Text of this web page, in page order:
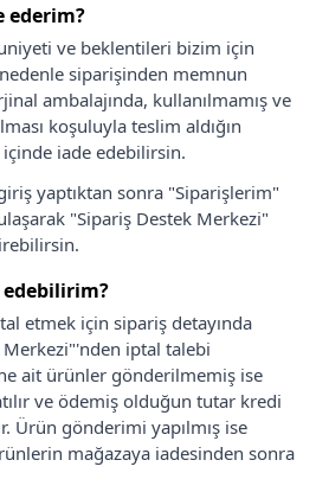
ederim?
ve beklentileri bizim için
siparişinden memnun
ambalajında, kullanılmamış ve
koşuluyla teslim aldığın
iade edebilirsin.
yaptıktan sonra "Siparişlerim"
"Sipariş Destek Merkezi"
etmek için sipariş detayında
iptal talebi
ait ürünler gönderilmemiş ise
ve ödemiş olduğun tutar kredi
Ürün gönderimi yapılmış ise
mağazaya iadesinden sonra